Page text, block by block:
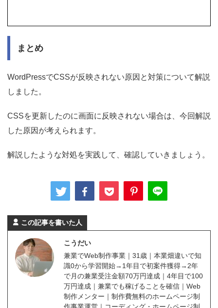
まとめ
WordPressでCSSが反映されない原因と対策について解説
しました。
CSSを更新したのに画面に反映されない場合は、今回解説
した原因が考えられます。
解説したような対処を実践して、確認していきましょう。
この記事を書いた人
こうだい
兼業でWeb制作事業｜31歳｜本業畑違いで知
識0から学習開始→1年目で初案件獲得→2年
で月の兼業受注金額70万円達成｜4年目で100
万円達成｜兼業でも稼げることを確信｜Web
制作メンター｜制作費無料のホームページ制
作事業運営｜コーディング・ホームページ制